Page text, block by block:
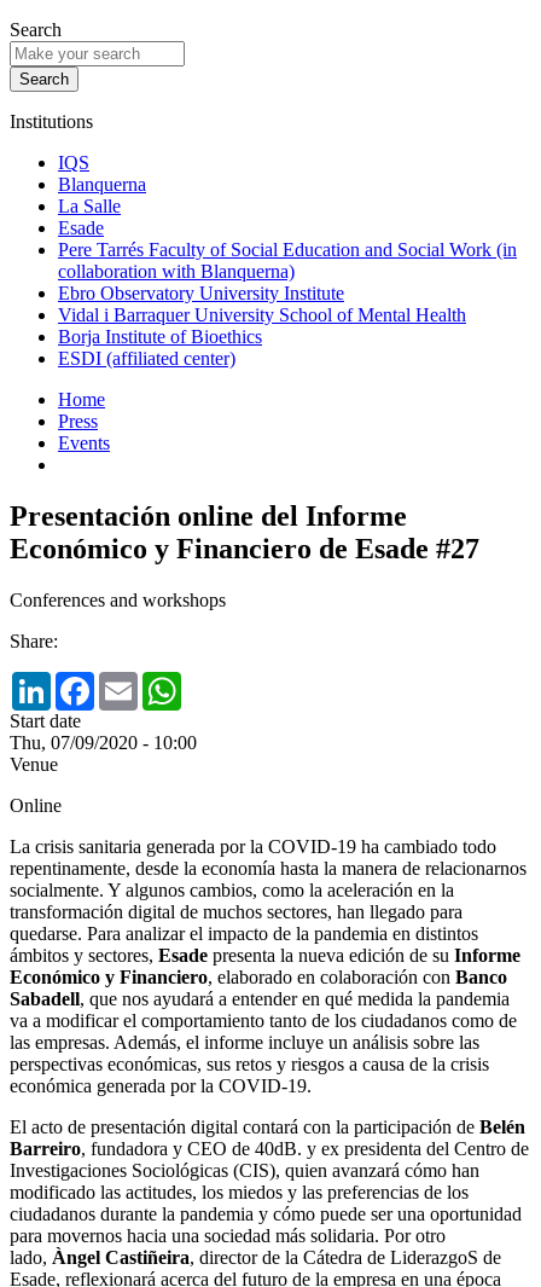
Search
Institutions
IQS
Blanquerna
La Salle
Esade
Pere Tarrés Faculty of Social Education and Social Work (in
collaboration with Blanquerna)
Ebro Observatory University Institute
Vidal i Barraquer University School of Mental Health
Borja Institute of Bioethics
ESDI (affiliated center)
Home
Press
Events
Presentación online del Informe
Económico y Financiero de Esade #27
Conferences and workshops
Share:
LinkedInFacebook
Email
Start date
Thu, 07/09/2020 - 10:00
Venue
Online
La crisis sanitaria generada por la COVID-19 ha cambiado todo
repentinamente, desde la economía hasta la manera de relacionarnos
socialmente. Y algunos cambios, como la aceleración en la
transformación digital de muchos sectores, han llegado para
quedarse. Para analizar el impacto de la pandemia en distintos
ámbitos y sectores, Esade presenta la nueva edición de su Informe
Económico y Financiero, elaborado en colaboración con Banco
Sabadell, que nos ayudará a entender en qué medida la pandemia
va a modificar el comportamiento tanto de los ciudadanos como de
las empresas. Además, el informe incluye un análisis sobre las
perspectivas económicas, sus retos y riesgos a causa de la crisis
económica generada por la COVID-19.
El acto de presentación digital contará con la participación de Belén
Barreiro, fundadora y CEO de 40dB. y ex presidenta del Centro de
Investigaciones Sociológicas (CIS), quien avanzará cómo han
modificado las actitudes, los miedos y las preferencias de los
ciudadanos durante la pandemia y cómo puede ser una oportunidad
para movernos hacia una sociedad más solidaria. Por otro
lado, Àngel Castiñeira, director de la Cátedra de LiderazgoS de
Esade, reflexionará acerca del futuro de la empresa en una época